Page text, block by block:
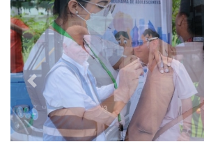
Previous